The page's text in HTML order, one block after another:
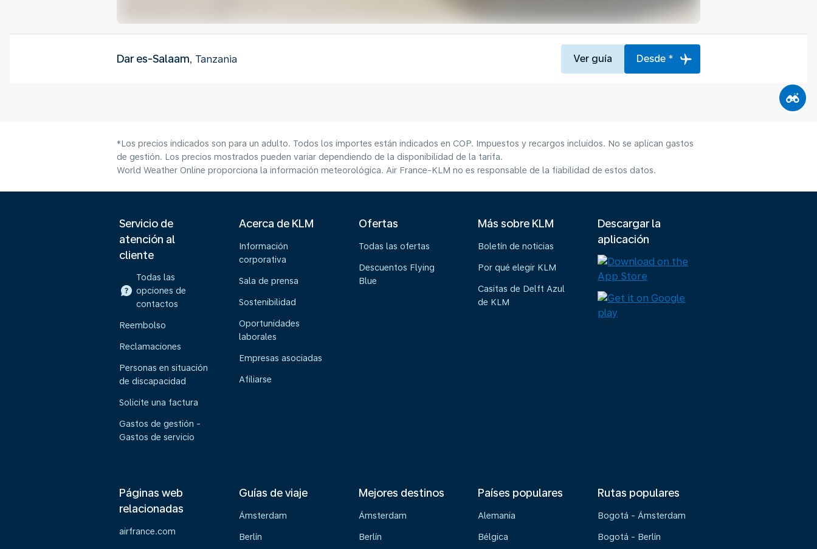
Dar es-Salaam, Tanzania Ver guía Desde *
*Los precios indicados son para un adulto. Todos los importes están indicados en COP. Impuestos y recargos incluidos. No se aplican gastos
de gestión. Los precios mostrados pueden variar dependiendo de la disponibilidad de la tarifa.
World Weather Online proporciona la información meteorológica. Air France-KLM no es responsable de la fiabilidad de estos datos.
Servicio de
atención al
cliente
Todas las
opciones de
contactos
Reembolso
Reclamaciones
Personas en situación
de discapacidad
Solicite una factura
Gastos de gestión -
Gastos de servicio
Acerca de KLM
Información
corporativa
Sala de prensa
Sostenibilidad
Oportunidades
laborales
Empresas asociadas
Afiliarse
Ofertas
Todas las ofertas
Descuentos Flying
Blue
Más sobre KLM
Boletín de noticias
Por qué elegir KLM
Casitas de Delft Azul
de KLM
Descargar la
aplicación
Páginas web
relacionadas
airfrance.com
Guías de viaje
Ámsterdam
Berlín
Mejores destinos
Ámsterdam
Berlín
Países populares
Alemania
Bélgica
Rutas populares
Bogotá - Ámsterdam
Bogotá - Berlín